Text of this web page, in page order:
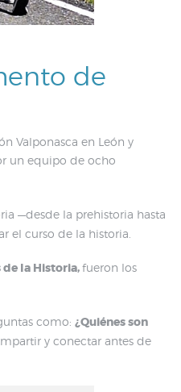
de
Valponasca en León y
un equipo de ocho
—desde la prehistoria hasta
el curso de la historia.
de la Historia,fueron los
como: ¿Quiénes son
y conectar antes de